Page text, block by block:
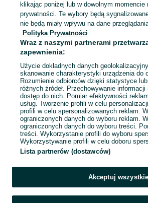
Ups! Coś poszło
Odśwież lub wróć na
Odśwież
klikając poniżej lub w dowolnym momencie
prywatności. Te wybory będą
nie będą miały wpływu na dane
Polityka Prywatności
Wraz z naszymi partnerami
zapewnienia:
Użycie dokładnych danych
skanowanie charakterystyki urządzenia do
Rozumienie odbiorców dzięki statystyce
różnych źródeł. Przechowywanie
dostęp do nich. Pomiar efektywności
usług. Tworzenie profili w celu
profili w celu spersonalizowanych reklam.
ograniczonych danych do wyboru reklam.
ograniczonych danych do wyboru treści.
treści. Wykorzystanie profili do wyboru
Wykorzystywanie profili w celu doboru
Lista partnerów (dostawców)
Akceptuj wszystkie